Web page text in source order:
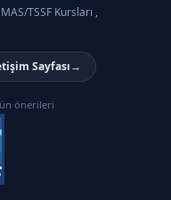
TSSF Kursları ,
Sayfası→
önerileri